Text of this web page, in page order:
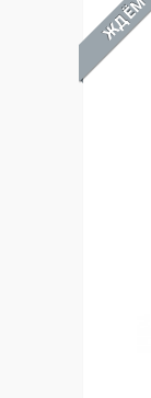
ЖДЁМ